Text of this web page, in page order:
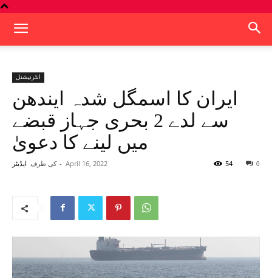
انٹرنیشنل
ایران کا اسمگل شدہ ایندھن
سے لدے 2 بحری جہاز قبضے
میں لینے کا دعویٰ
کی طرف ایڈیٹر - April 16, 2022 0
54